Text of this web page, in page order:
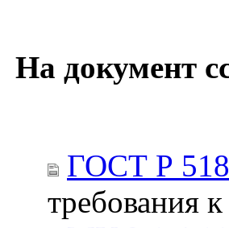
На документ
ГОСТ Р
требования